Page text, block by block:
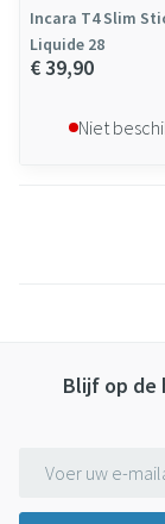
Incara T4 Slim
Liquide 28
€ 39,90
Niet
Blijf op de